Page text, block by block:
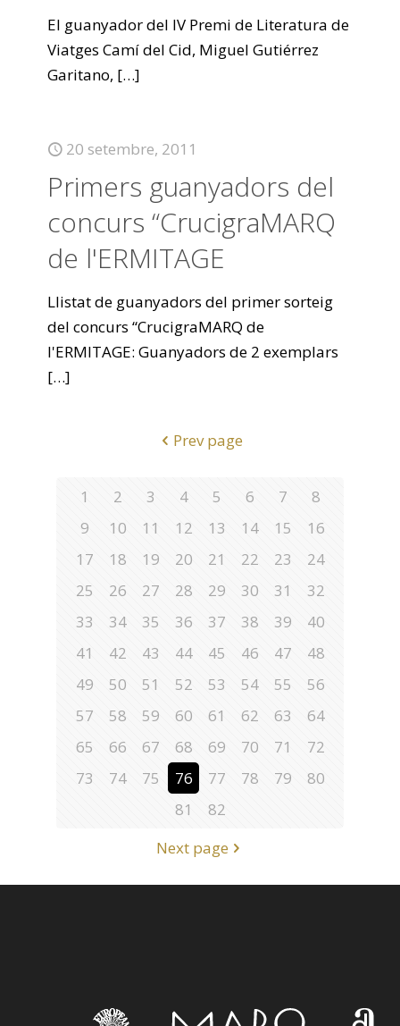
El guanyador del IV Premi de Literatura de
Viatges Camí del Cid, Miguel Gutiérrez
Garitano, […]
20 setembre, 2011
Primers guanyadors del
concurs “CrucigraMARQ
de l'ERMITAGE
Llistat de guanyadors del primer sorteig
del concurs “CrucigraMARQ de
l'ERMITAGE: Guanyadors de 2 exemplars
[…]
Prev page
1 2 3 4 5 6 7
8
9
10 11 12 13 14 15
16
17
18 19 20 21 22 23
24
25
26 27 28 29 30 31
32
33
34 35 36 37 38 39
40
41
42 43 44 45 46 47
48
49
50 51 52 53 54 55
56
57
58 59 60 61 62 63
64
65
66 67 68 69 70 71
72
73
74 75 76 77 78 79
80
81
82
Next page